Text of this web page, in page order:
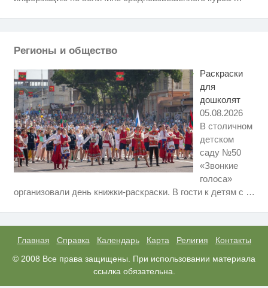
Регионы и общество
Раскраски
для
дошколят
05.08.2026
В столичном
детском
саду №50
«Звонкие
голоса»
организовали день книжки-раскраски. В гости к детям с …
Главная Справка Календарь Карта Религия
Контакты
© 2008 Все права защищены. При использовании материала
ссылка обязательна.
Ржу не переставая, это видео
Что стало причиной громкого
смеяться долго
i
Никогда не храните огурцы в
холодильнике: есть один
маленький секрет